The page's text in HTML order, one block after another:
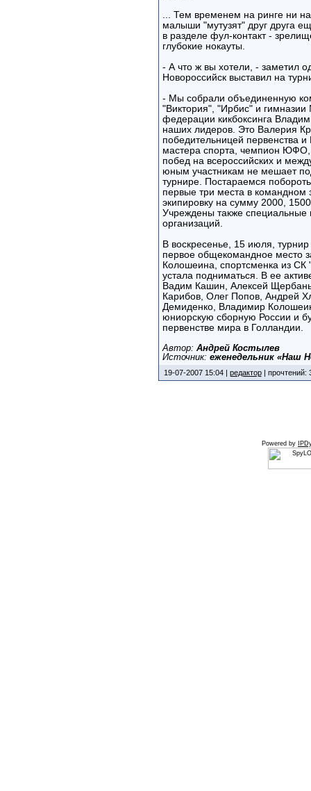
... Тем временем на ринге ни
малыши "мутузят" друг друга
в разделе фул-контакт -
глубокие нокауты.
- А что ж вы хотели, - заметил
Новороссийск выставил на
- Мы собрали объединенную
"Виктория", "Ирбис" и гимназии
федерации кикбоксинга
наших лидеров. Это Валерия
победительницей первенства
мастера спорта, чемпион ЮФО,
побед на всероссийских и
юным участникам не мешает
турнире. Постараемся
первые три места в командном
экипировку на сумму 2000,
Учреждены также специальные
организаций.
В воскресенье, 15 июля,
первое общекомандное место
Колошеина, спортсменка из СК
устала подниматься. В ее
Вадим Кашин, Алексей
Карибов, Олег Попов, Андрей
Демиденко, Владимир
юниорскую сборную России и
первенстве мира в Голландии.
Автор: Андрей Костылев
Источник: еженедельник «Наш
19-07-2007 15:04 | редактор| прочтений:
Powered by